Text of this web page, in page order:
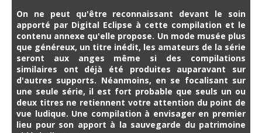
On ne peut qu'être reconnaissant devant le soin
apporté par Digital Eclipse à cette compilation et le
contenu annexe qu'elle propose. Un mode musée plus
que généreux, un titre inédit, les amateurs de la série
seront aux anges même si des compilations
similaires ont déjà été produites auparavant sur
d'autres supports. Néanmoins, en se focalisant sur
une seule série, il est fort probable que seuls un ou
deux titres ne retiennent votre attention du point de
vue ludique. Une compilation à envisager en premier
lieu pour son apport à la sauvegarde du patrimoine